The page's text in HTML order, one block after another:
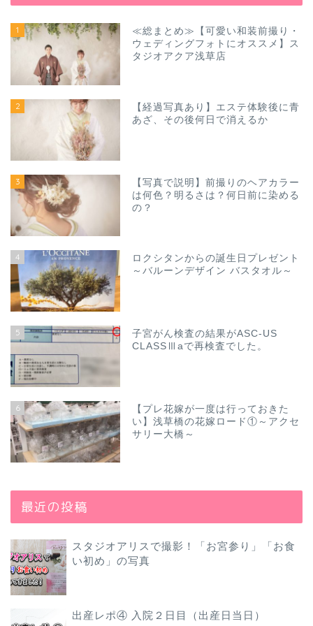
1
≪総まとめ≫【可愛い和装前撮り・
ウェディングフォトにオススメ】ス
タジオアクア浅草店
2
【経過写真あり】エステ体験後に青
あざ、その後何日で消えるか
3
【写真で説明】前撮りのヘアカラー
は何色？明るさは？何日前に染める
の？
4
ロクシタンからの誕生日プレゼント
～バルーンデザイン バスタオル～
5
子宮がん検査の結果がASC-US
CLASSⅢaで再検査でした。
6
【プレ花嫁が一度は行っておきた
い】浅草橋の花嫁ロード①～アクセ
サリー大橋～
最近の投稿
スタジオアリスで撮影！「お宮参り」「お食
い初め」の写真
出産レポ④ 入院２日目（出産日当日）